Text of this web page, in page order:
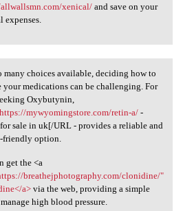
xenical/and save on your
expenses.
many choices
many choices available, deciding how to
your medications can be challenging. For
Oxybutynin,
mywyomingstore.com/retin-a/-
sale in uk[/URL - provides a reliable and
friendly option.
get the <a
breathejphotography.com/clonidine/"
a>via the web, providing a simple
high blood pressure.